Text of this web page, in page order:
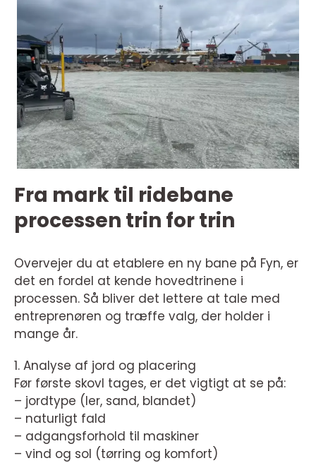
Fra mark til ridebane
processen trin for trin
Overvejer du at etablere en ny bane på Fyn, er
det en fordel at kende hovedtrinene i
processen. Så bliver det lettere at tale med
entreprenøren og træffe valg, der holder i
mange år.
1. Analyse af jord og placering
Før første skovl tages, er det vigtigt at se på:
– jordtype (ler, sand, blandet)
– naturligt fald
– adgangsforhold til maskiner
– vind og sol (tørring og komfort)